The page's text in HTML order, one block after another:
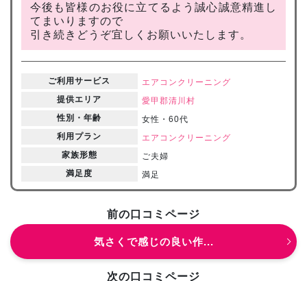
今後も皆様のお役に立てるよう誠心誠意精進し
てまいりますので
引き続きどうぞ宜しくお願いいたします。
ご利用サービス
エアコンクリーニング
提供エリア
愛甲郡清川村
性別・年齢
女性・60代
利用プラン
エアコンクリーニング
家族形態
ご夫婦
満足度
満足
前の口コミページ
気さくで感じの良い作...
次の口コミページ